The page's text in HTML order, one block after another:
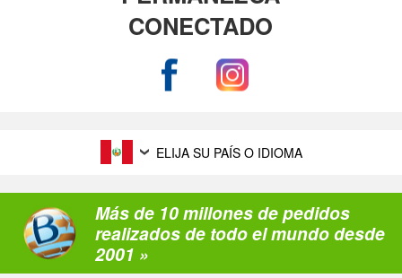
CONECTADO
ELIJA SU PAÍS O IDIOMA
Más de 10 millones de pedidos
realizados de todo el mundo desde
2001 »